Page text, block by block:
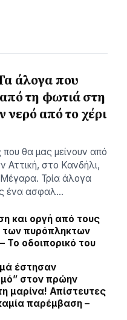
άλογα που
τη φωτιά στη
νερό από το χέρι
που θα μας μείνουν από
Αττική, στο Κανδήλι,
Τρία άλογα
ένα ασφαλ…
και οργή από τους
των πυρόπληκτων
To οδοιπορικό του
έστησαν
στον πρώην
μαρίνα! Απίστευτες
παρέμβαση –